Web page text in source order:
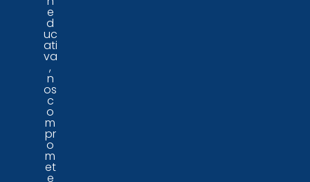
e
d
uc
ati
va
,
n
os
c
o
m
pr
o
m
et
e